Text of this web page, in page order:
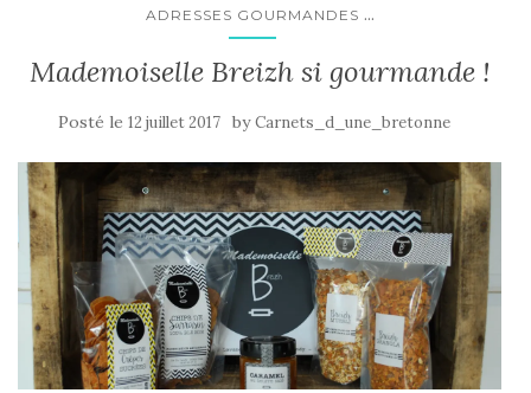
ADRESSES GOURMANDES ...
Mademoiselle Breizh si gourmande !
Posté le 12 juillet 2017 byCarnets_d_une_bretonne